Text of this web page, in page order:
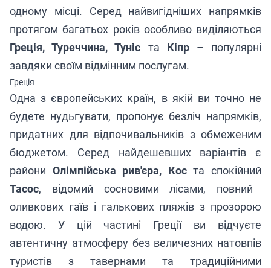
одному місці. Серед найвигідніших напрямків
протягом багатьох років особливо виділяються
Греція, Туреччина, Туніс та Кіпр – популярні
завдяки своїм відмінним послугам.
Греція
Одна з європейських країн, в якій ви точно не
будете нудьгувати, пропонує безліч напрямків,
придатних для відпочивальників з обмеженим
бюджетом. Серед найдешевших варіантів є
райони Олімпійська рив'єра, Коста спокійний
Тасос, відомий сосновими лісами, повний
оливкових гаїв і галькових пляжів з прозорою
водою. У цій частині Греції ви відчуєте
автентичну атмосферу без величезних натовпів
туристів з тавернами та традиційними